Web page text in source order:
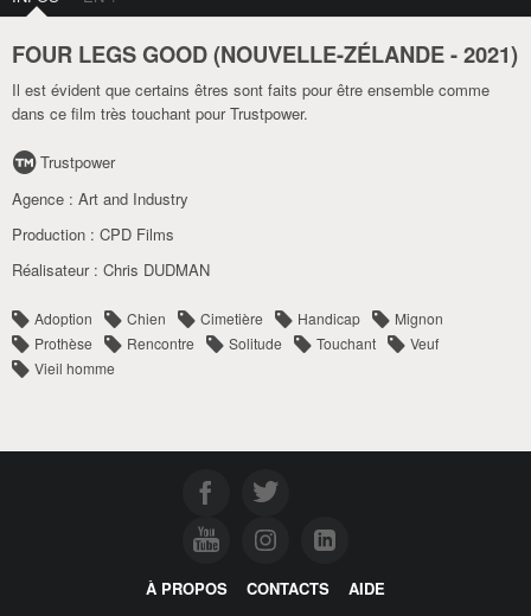
FOUR LEGS GOOD (NOUVELLE-ZÉLANDE-2021)
Il est évident que certains êtres sont faits pour être ensemble comme
dans ce film très touchant pour Trustpower.
Trustpower
Agence : Art and Industry
Production : CPD Films
Réalisateur : Chris DUDMAN
Adoption Chien Cimetière Handicap
Mignon
Prothèse
Rencontre Solitude Touchant
Veuf
Vieil homme
À PROPOS CONTACTS AIDE